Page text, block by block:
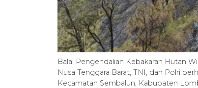
Balai Pengendalian Kebakaran Hutan
Nusa Tenggara Barat, TNI, dan Polri
Kecamatan Sembalun, Kabupaten